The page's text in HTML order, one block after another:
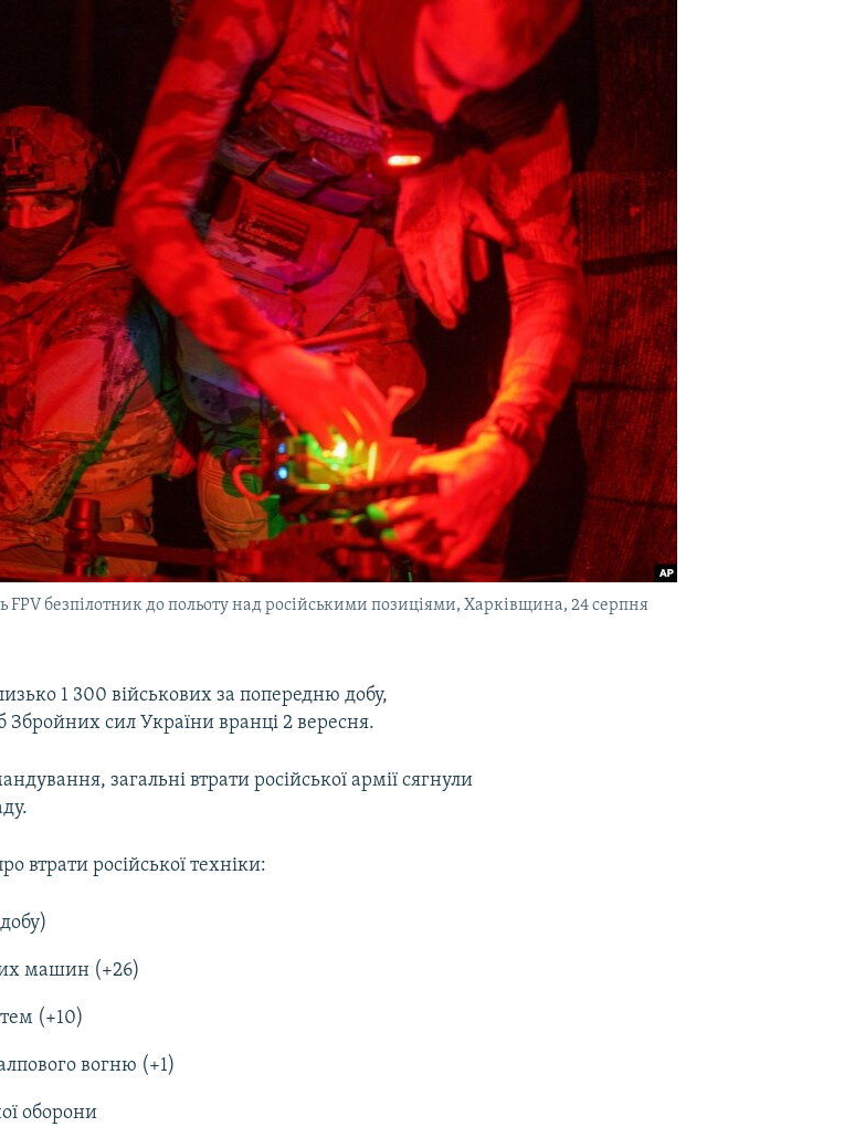
FPV безпілотник до польоту над російськими позиціями, Харківщина, 24 серпня
1 300 військових за попередню добу,
сил України вранці 2 вересня.
загальні втрати російської армії сягнули
втрати російської техніки:
машин (+26)
(+10)
вогню (+1)
оборони